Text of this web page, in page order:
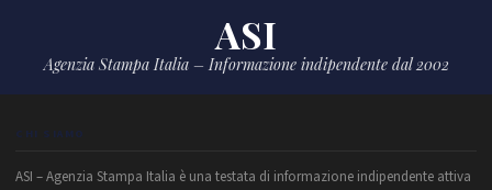
ASI
Agenzia Stampa Italia – Informazione indipendente dal 2002
CHI SIAMO
ASI – Agenzia Stampa Italia è una testata di informazione indipendente attiva